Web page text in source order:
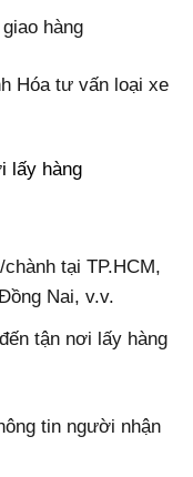
hàng
Hóa tư vấn loại xe
lấy hàng
tại TP.HCM,
Nai, v.v.
tận nơi lấy hàng
tin người nhận